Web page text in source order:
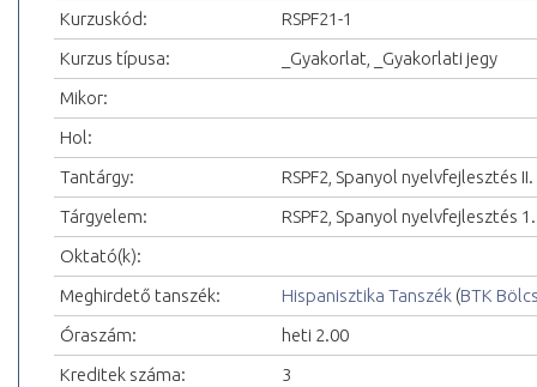
Kurzuskód:
RSPF21-1
Kurzus típusa:
_Gyakorlat, _Gyakorlati jegy
Mikor:
Hol:
Tantárgy:
RSPF2, Spanyol nyelvfejlesztés II.
Tárgyelem:
RSPF2, Spanyol nyelvfejlesztés 1.
Oktató(k):
Meghirdető tanszék:
Hispanisztika Tanszék (BTK
Óraszám:
heti 2.00
Kreditek száma:
3